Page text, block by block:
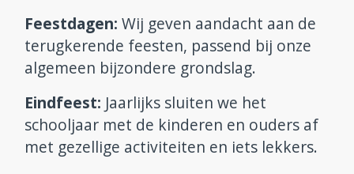
Feestdagen: Wij geven aandacht aan de
terugkerende feesten, passend bij onze
algemeen bijzondere grondslag.
Eindfeest: Jaarlijks sluiten we het
schooljaar met de kinderen en ouders af
met gezellige activiteiten en iets lekkers.